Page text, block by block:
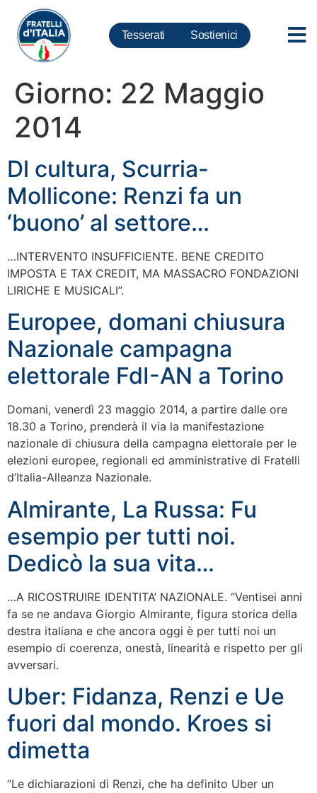
Tesserati Sostienici
Giorno: 22 Maggio
2014
Dl cultura, Scurria-
Mollicone: Renzi fa un
‘buono’ al settore…
…INTERVENTO INSUFFICIENTE. BENE CREDITO
IMPOSTA E TAX CREDIT, MA MASSACRO FONDAZIONI
LIRICHE E MUSICALI”.
Europee, domani chiusura
Nazionale campagna
elettorale FdI-AN a Torino
Domani, venerdì 23 maggio 2014, a partire dalle ore
18.30 a Torino, prenderà il via la manifestazione
nazionale di chiusura della campagna elettorale per le
elezioni europee, regionali ed amministrative di Fratelli
d’Italia-Alleanza Nazionale.
Almirante, La Russa: Fu
esempio per tutti noi.
Dedicò la sua vita…
…A RICOSTRUIRE IDENTITA’ NAZIONALE. “Ventisei anni
fa se ne andava Giorgio Almirante, figura storica della
destra italiana e che ancora oggi è per tutti noi un
esempio di coerenza, onestà, linearità e rispetto per gli
avversari.
Uber: Fidanza, Renzi e Ue
fuori dal mondo. Kroes si
dimetta
”Le dichiarazioni di Renzi, che ha definito Uber un